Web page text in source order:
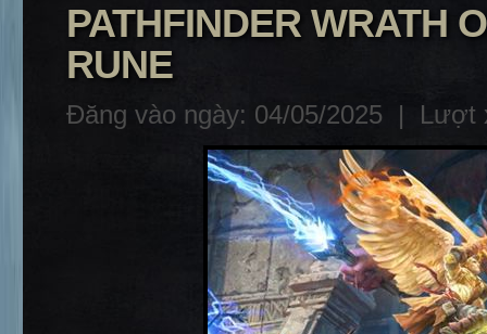
PATHFINDER WRATH
RUNE
Đăng vào ngày: 04/05/2025 | Lượt